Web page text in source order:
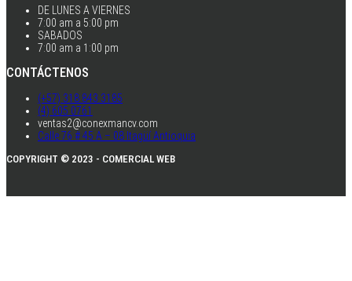
DE LUNES A VIERNES
7:00 am a 5:00 pm
SABADOS
7:00 am a 1:00 pm
CONTÁCTENOS
(+57) 318 843 3185
(4) 605 0761
ventas2@conexmancv.com
Calle 76 # 45 A – 08 Itagüí Antioquia
COPYRIGHT © 2023 - COMERCIAL WEB